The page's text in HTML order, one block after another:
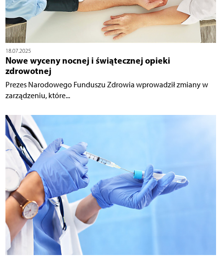
18.07.2025
Nowe wyceny nocnej i świątecznej opieki
zdrowotnej
Prezes Narodowego Funduszu Zdrowia wprowadził zmiany w
zarządzeniu, które...